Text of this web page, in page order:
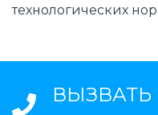
технологических